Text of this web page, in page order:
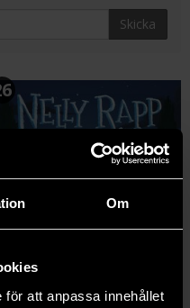
Om
för att anpassa innehållet
Skicka